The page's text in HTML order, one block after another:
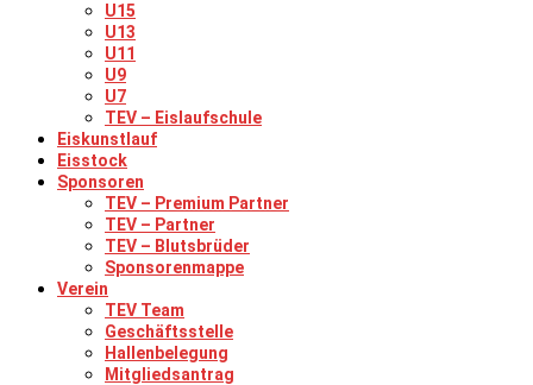
U15
U13
U11
U9
U7
TEV – Eislaufschule
Eiskunstlauf
Eisstock
Sponsoren
TEV – Premium Partner
TEV – Partner
TEV – Blutsbrüder
Sponsorenmappe
Verein
TEV Team
Geschäftsstelle
Hallenbelegung
Mitgliedsantrag